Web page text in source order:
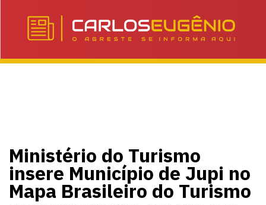
Ministério do Turismo
insere Município de Jupi no
Mapa Brasileiro do Turismo